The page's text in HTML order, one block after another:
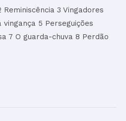
3 Vingadores
5 Perseguições
7 O guarda-chuva 8 Perdão